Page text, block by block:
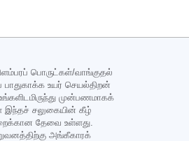
பொருட்கள்/வாங்குதல்
பாதுகாக்க உயர் செயல்திறன்
முன்பணமாகக்
இந்தச் சலுகையின் கீழ்
தேவை உள்ளது.
அங்கீகாரக்